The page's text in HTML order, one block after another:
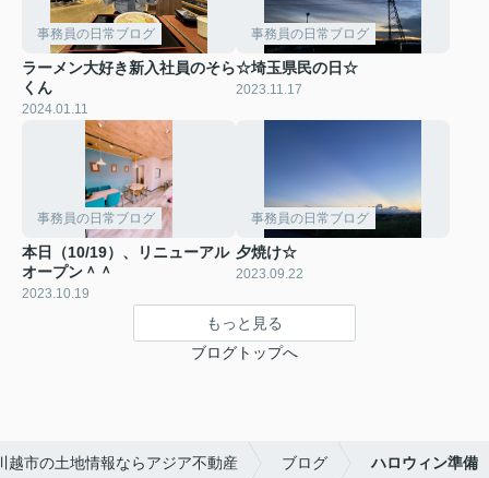
事務員の日常ブログ
ラーメン大好き新入社員のそら
くん
2024.01.11
事務員の日常ブログ
☆埼玉県民の日☆
2023.11.17
事務員の日常ブログ
本日（10/19）、リニューアル
オープン＾＾
2023.10.19
事務員の日常ブログ
夕焼け☆
2023.09.22
もっと見る
ブログトップへ
越市の土地情報ならアジア不動産 ブログ ハロウィン準備